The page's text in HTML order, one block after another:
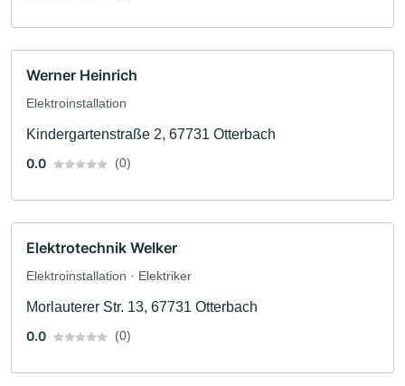
Werner Heinrich
Elektroinstallation
Kindergartenstraße 2, 67731 Otterbach
0.0
(0)
Elektrotechnik Welker
Elektroinstallation · Elektriker
Morlauterer Str. 13, 67731 Otterbach
0.0
(0)